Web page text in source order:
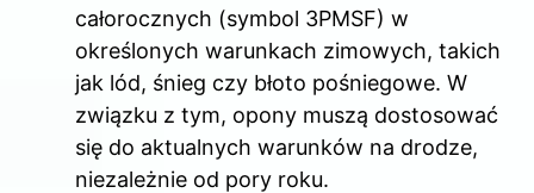
całorocznych (symbol 3PMSF) w
określonych warunkach zimowych, takich
jak lód, śnieg czy błoto pośniegowe. W
związku z tym, opony muszą dostosować
się do aktualnych warunków na drodze,
niezależnie od pory roku.